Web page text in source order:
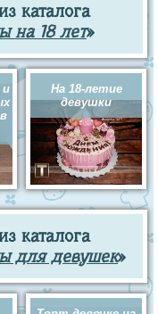
каталога
на 18 лет»
На 18-летие
девушки
каталога
для девушек»